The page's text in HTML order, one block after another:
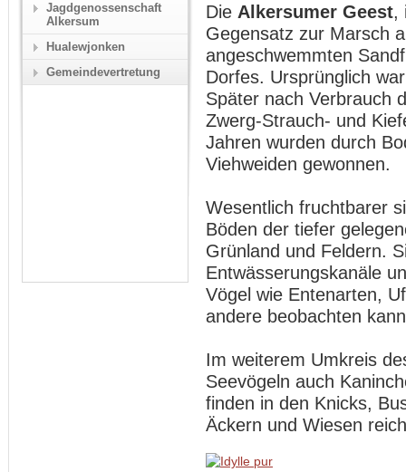
Die Alkersumer Geest,
Gegensatz zur Marsch
angeschwemmten
Dorfes. Ursprünglich
Später nach Verbrauch
Zwerg-Strauch- und
Jahren wurden durch
Viehweiden gewonnen.
Wesentlich fruchtbarer
Böden der tiefer
Grünland und Feldern.
Entwässerungskanäle
Vögel wie Entenarten,
andere beobachten
Im weiterem Umkreis
Seevögeln auch
finden in den Knicks,
Äckern und Wiesen
Jagdgenossenschaft
Alkersum
Hualewjonken
Gemeindevertretung